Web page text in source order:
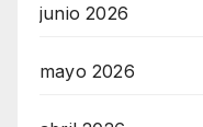
junio 2026
mayo 2026